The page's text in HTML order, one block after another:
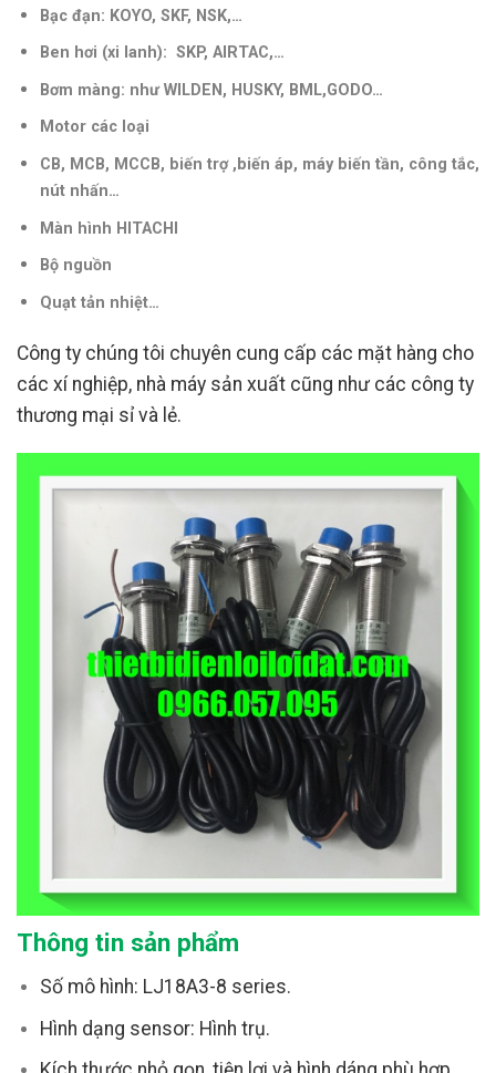
Bạc đạn: KOYO, SKF, NSK,…
Ben hơi (xi lanh): SKP, AIRTAC,…
Bơm màng: như WILDEN, HUSKY, BML,GODO…
Motor các loại
CB, MCB, MCCB, biến trợ ,biến áp, máy biến tần, công tắc,
nút nhấn…
Màn hình HITACHI
Bộ nguồn
Quạt tản nhiệt…
Công ty chúng tôi chuyên cung cấp các mặt hàng cho
các xí nghiệp, nhà máy sản xuất cũng như các công ty
thương mại sỉ và lẻ.
Thông tin sản phẩm
Số mô hình: LJ18A3-8 series.
Hình dạng sensor: Hình trụ.